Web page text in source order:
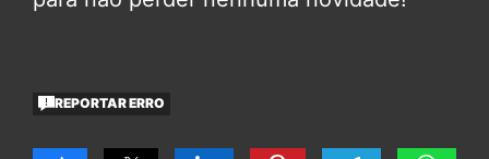
REPORTAR ERRO